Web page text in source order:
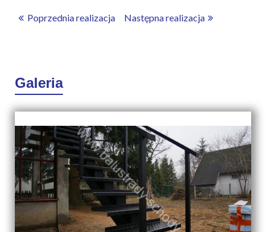
Poprzednia realizacja Następna realizacja
Galeria